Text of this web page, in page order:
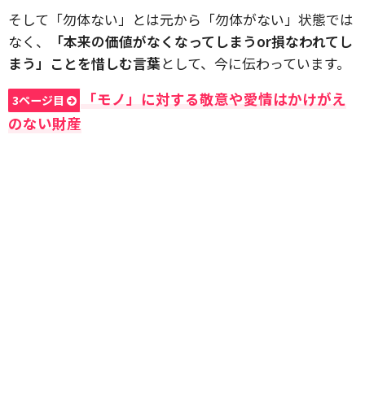
そして「勿体ない」とは元から「勿体がない」状態では
なく、
「本来の価値がなくなってしまうor損なわれてし
まう」ことを惜しむ言葉として、今に伝わっています。
3ページ目
「モノ」に対する敬意や愛情はかけがえ
のない財産